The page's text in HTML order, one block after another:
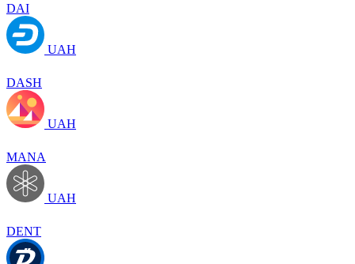
DAI
UAH
DASH
UAH
MANA
UAH
DENT